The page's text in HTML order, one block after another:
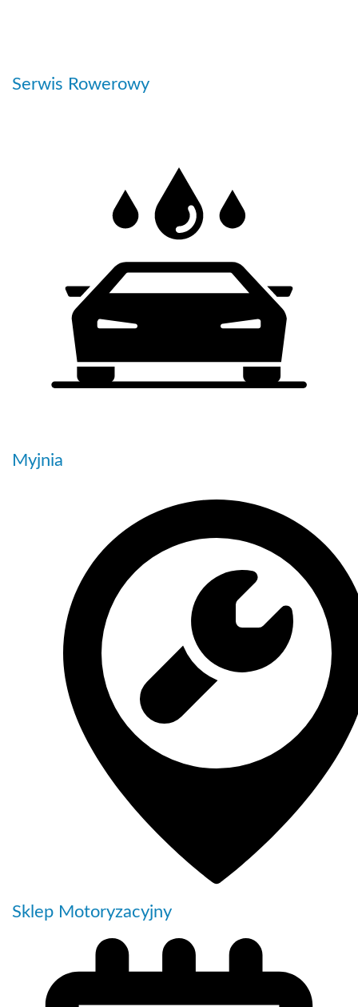
Serwis Rowerowy
Myjnia
Sklep Motoryzacyjny